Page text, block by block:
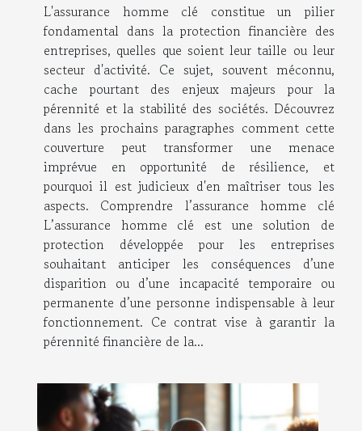
L'assurance homme clé constitue un pilier
fondamental dans la protection financière des
entreprises, quelles que soient leur taille ou leur
secteur d'activité. Ce sujet, souvent méconnu,
cache pourtant des enjeux majeurs pour la
pérennité et la stabilité des sociétés. Découvrez
dans les prochains paragraphes comment cette
couverture peut transformer une menace
imprévue en opportunité de résilience, et
pourquoi il est judicieux d'en maîtriser tous les
aspects. Comprendre l’assurance homme clé
L’assurance homme clé est une solution de
protection développée pour les entreprises
souhaitant anticiper les conséquences d’une
disparition ou d’une incapacité temporaire ou
permanente d’une personne indispensable à leur
fonctionnement. Ce contrat vise à garantir la
pérennité financière de la...